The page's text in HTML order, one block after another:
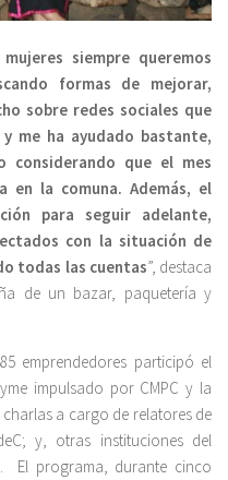
mujeres siempre queremos
formas de mejorar,
sobre redes sociales que
me ha ayudado bastante,
considerando que el mes
en la comuna. Además, el
para seguir adelante,
con la situación de
todas las cuentas”, destaca
de un bazar, paquetería y
emprendedores participó el
impulsado por CMPC y la
a cargo de relatores de
y, otras instituciones del
El programa, durante cinco